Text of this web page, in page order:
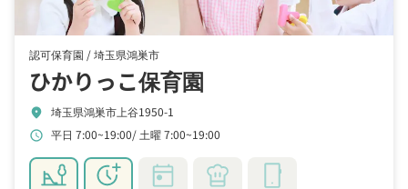
認可保育園 /埼玉県鴻巣市
ひかりっこ保育園
location_on 埼玉県鴻巣市上谷1950-1
schedule 平日 7:00~19:00 土曜 7:00~19:00